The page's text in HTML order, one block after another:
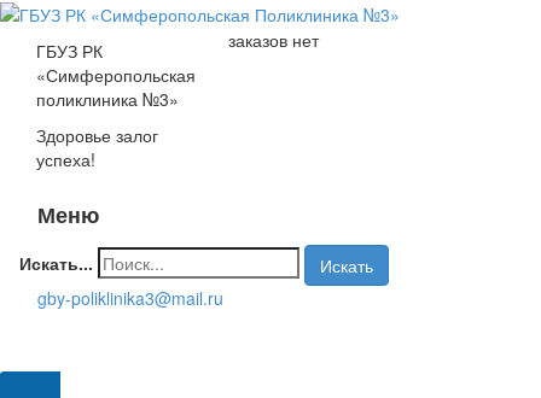
ГБУЗ РК
«Симферопольская
поликлиника №3»
Здоровье залог
успеха!
заказов нет
Меню
Искать...
Искать
gby-poliklinika3@mail.ru